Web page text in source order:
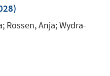
Rossen, Anja; Wydra-